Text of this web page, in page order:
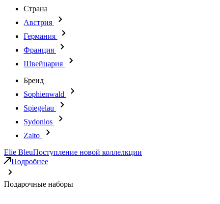
Страна
Австрия
Германия
Франция
Швейцария
Бренд
Sophienwald
Spiegelau
Sydonios
Zalto
Elie BleuПоступление новой коллелкции
Подробнее
Подарочные наборы